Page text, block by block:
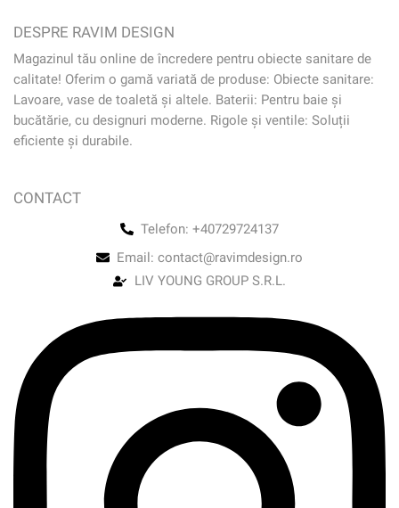
DESPRE RAVIM DESIGN
Magazinul tău online de încredere pentru obiecte sanitare de
calitate! Oferim o gamă variată de produse: Obiecte sanitare:
Lavoare, vase de toaletă și altele. Baterii: Pentru baie și
bucătărie, cu designuri moderne. Rigole și ventile: Soluții
eficiente și durabile.
CONTACT
Telefon: +40729724137
Email: contact@ravimdesign.ro
LIV YOUNG GROUP S.R.L.